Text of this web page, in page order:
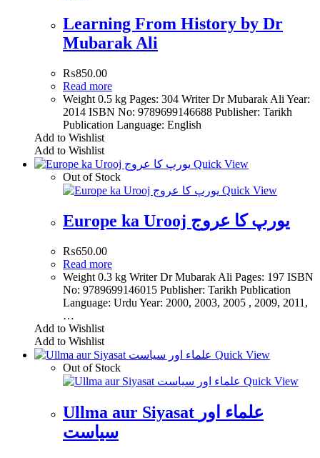
Learning From History by Dr
Mubarak Ali
₨850.00
Read more
Weight 0.5 kg Pages: 304 Writer Dr Mubarak Ali Year:
2014 ISBN No: 9789699146688 Publisher: Tarikh
Publication Language: English
Add to Wishlist
Add to Wishlist
Quick View
Out of Stock
Quick View
Europe ka Urooj یورپ کا عروج
₨650.00
Read more
Weight 0.3 kg Writer Dr Mubarak Ali Pages: 197 ISBN
No: 9789699146015 Publisher: Tarikh Publication
Language: Urdu Year: 2000, 2003, 2005 , 2009, 2011,
…
Add to Wishlist
Add to Wishlist
Quick View
Out of Stock
Quick View
Ullma aur Siyasat علماء اور
سیاست